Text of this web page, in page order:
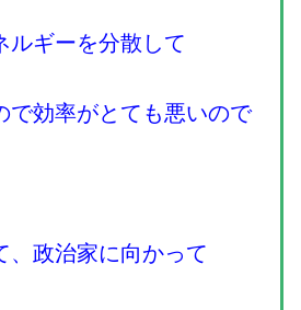
ルギーを分散して
で効率がとても悪いので
、政治家に向かって